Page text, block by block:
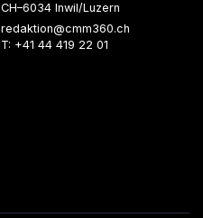
CH–6034 Inwil/Luzern
redaktion@cmm360.ch
T: +41 44 419 22 01